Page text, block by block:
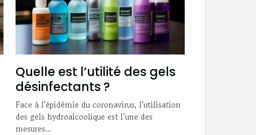
Quelle est l’utilité des gels
désinfectants ?
Face à l’épidémie du coronavirus, l’utilisation
des gels hydroalcoolique est l’une des
mesures...